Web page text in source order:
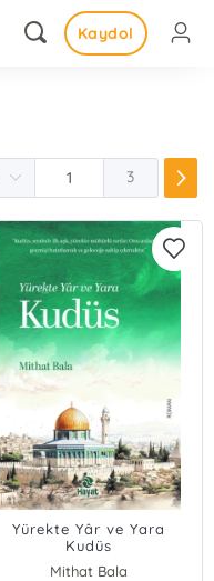
Kaydol
3
Yürekte Yâr ve Yara
Kudüs
Mithat Bala